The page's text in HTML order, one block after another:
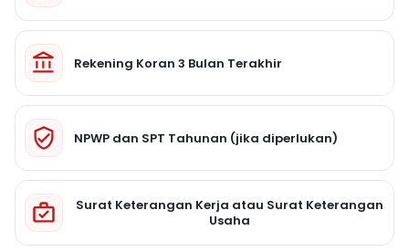
Rekening Koran 3 Bulan Terakhir
NPWP dan SPT Tahunan (jika diperlukan)
Surat Keterangan Kerja atau Surat Keterangan
Usaha